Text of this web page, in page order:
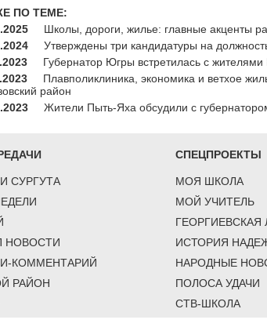
ПО ТЕМЕ:
Школы, дороги, жилье: главные акценты
Утверждены три кандидатуры на
Губернатор Югры встретилась с жителями
Плавполиклиника, экономика и ветхое
район
Жители Пыть-Яха обсудили с
СУРГУТА
НОВОСТИ
КОММЕНТАРИЙ
РАЙОН
СПЕЦПРОЕКТЫ
МОЯ ШКОЛА
МОЙ УЧИТЕЛЬ
ГЕОРГИЕВСКАЯ
ИСТОРИЯ
НАРОДНЫЕ
ПОЛОСА УДАЧИ
СТВ-ШКОЛА